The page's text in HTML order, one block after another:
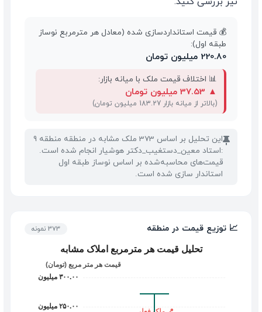
💰 قیمت استانداردسازی شده (معادل هر مترمربع نوساز
طبقه اول):
220.80 میلیون تومان
📊 اختلاف قیمت ملک با میانه بازار:
▲ 37.53 میلیون تومان
(بالاتر از میانه بازار 183.27 میلیون تومان)
📌
این تحلیل بر اساس 373 ملک مشابه در منطقه منطقه 9
:استاد معین_دستغیب_دکتر هوشیار انجام شده است.
قیمت‌های محاسبه‌شده بر اساس نوساز طبقه اول
استاندار سازی شده است.
📈 توزیع قیمت در منطقه 373 نمونه